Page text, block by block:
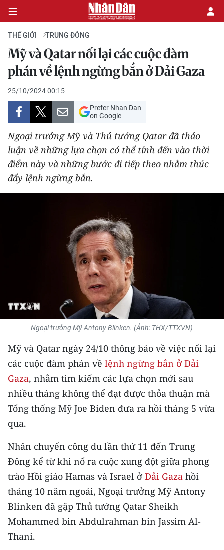
CHÍNH TRỊ
KINH TẾ
VĂN HÓA
XÃ HỘI
PHÁP LUẬT
KHOA HỌC - CÔNG NGHỆ
MÔI TRƯỜNG
BẠN ĐỌC
KIỂM CHỨNG THÔNG TIN
TRI THỨC CHUYÊN SÂU
54 DÂN TỘC VIỆT NAM
CHƯƠNG TRÌNH OCOP - MỖI XÃ
MỘT SẢN PHẨM
RADIO
MEDIA CENTER
E-Magazine
THẾ GIỚI TRUNG ĐÔNG
Mỹ và Qatar nối lại các cuộc đàm
phán về lệnh ngừng bắn ở Dải Gaza
25/10/2024 00:15
Prefer Nhan Dan
on Google
Ngoại trưởng Mỹ và Thủ tướng Qatar đã thảo
luận về những lựa chọn có thể tính đến vào thời
điểm này và những bước đi tiếp theo nhằm thúc
đẩy lệnh ngừng bắn.
Ngoại trưởng Mỹ Antony Blinken. (Ảnh: THX/TTXVN)
Mỹ và Qatar ngày 24/10 thông báo về việc nối lại
các cuộc đàm phán về lệnh ngừng bắn ở Dải
Gaza, nhằm tìm kiếm các lựa chọn mới sau
nhiều tháng không thể đạt được thỏa thuận mà
Tổng thống Mỹ Joe Biden đưa ra hồi tháng 5 vừa
qua.
Nhân chuyến công du lần thứ 11 đến Trung
Đông kể từ khi nổ ra cuộc xung đột giữa phong
trào Hồi giáo Hamas và Israel ở Dải Gaza hồi
tháng 10 năm ngoái, Ngoại trưởng Mỹ Antony
Blinken đã gặp Thủ tướng Qatar Sheikh
Mohammed bin Abdulrahman bin Jassim Al-
Thani.